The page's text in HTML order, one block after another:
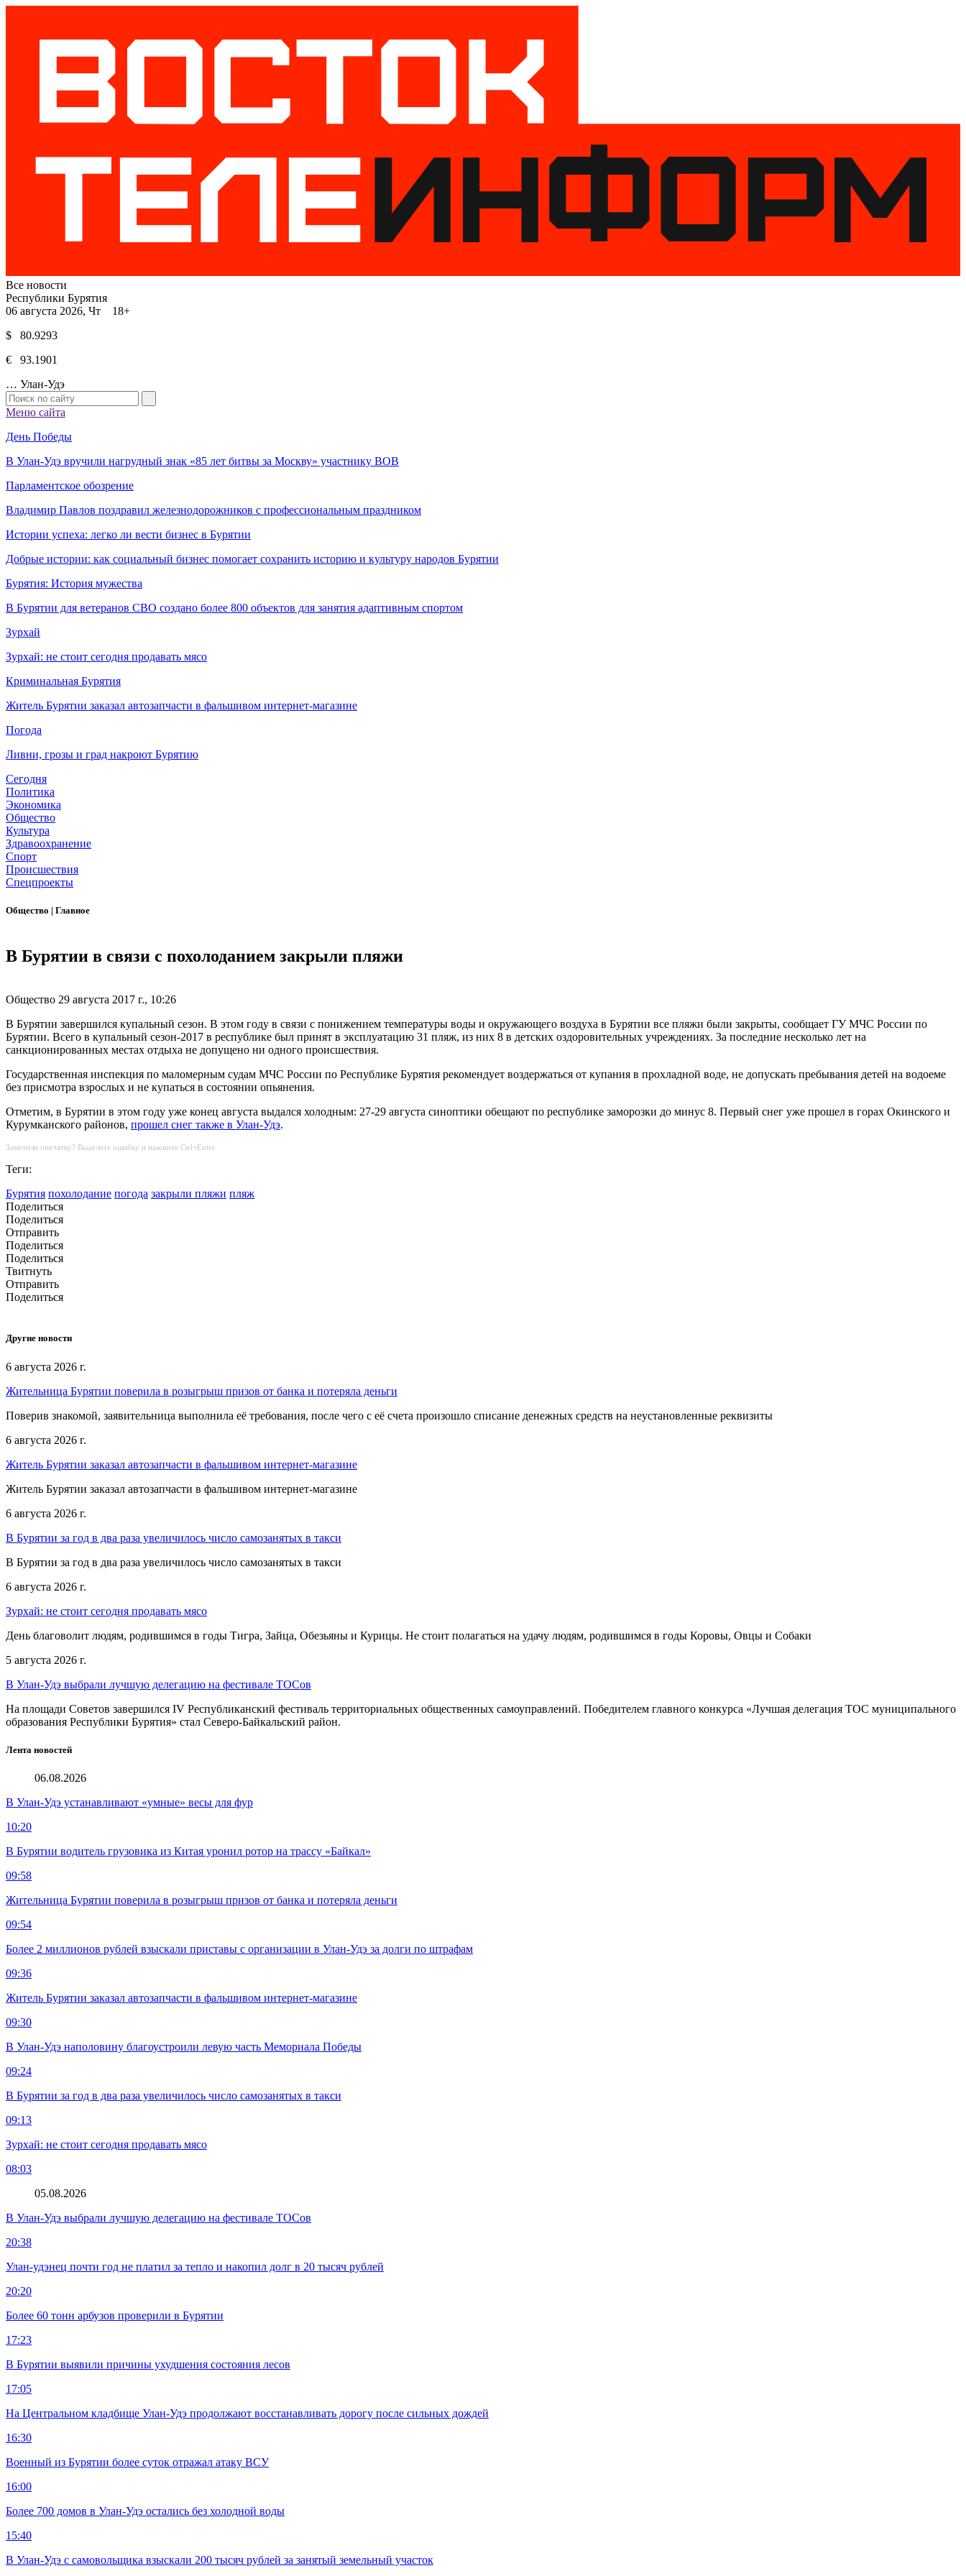
Все новости
Республики Бурятия
06 августа 2026, Чт 18+
$ 80.9293
€ 93.1901
… Улан-Удэ
Меню сайта
День Победы
В Улан-Удэ вручили нагрудный знак «85 лет битвы за Москву» участнику ВОВ
Парламентское обозрение
Владимир Павлов поздравил железнодорожников с профессиональным праздником
Истории успеха: легко ли вести бизнес в Бурятии
Добрые истории: как социальный бизнес помогает сохранить историю и культуру народов Бурятии
Бурятия: История мужества
В Бурятии для ветеранов СВО создано более 800 объектов для занятия адаптивным спортом
Зурхай
Зурхай: не стоит сегодня продавать мясо
Криминальная Бурятия
Житель Бурятии заказал автозапчасти в фальшивом интернет-магазине
Погода
Ливни, грозы и град накроют Бурятию
Сегодня
Политика
Экономика
Общество
Культура
Здравоохранение
Спорт
Происшествия
Спецпроекты
Общество | Главное
В Бурятии в связи с похолоданием закрыли пляжи
Общество 29 августа 2017 г., 10:26
В Бурятии завершился купальный сезон. В этом году в связи с понижением температуры воды и окружающего воздуха в Бурятии все пляжи были закрыты, сообщает ГУ МЧС России по
Бурятии. Всего в купальный сезон-2017 в республике был принят в эксплуатацию 31 пляж, из них 8 в детских оздоровительных учреждениях. За последние несколько лет на
санкционированных местах отдыха не допущено ни одного происшествия.
Государственная инспекция по маломерным судам МЧС России по Республике Бурятия рекомендует воздержаться от купания в прохладной воде, не допускать пребывания детей на водоеме
без присмотра взрослых и не купаться в состоянии опьянения.
Отметим, в Бурятии в этом году уже конец августа выдался холодным: 27-29 августа синоптики обещают по республике заморозки до минус 8. Первый снег уже прошел в горах Окинского и
Курумканского районов, прошел снег также в Улан-Удэ.
Заметили опечатку? Выделите ошибку и нажмите Ctrl+Enter.
Теги:
Бурятия похолодание погода закрыли пляжи пляж
Поделиться
Поделиться
Отправить
Поделиться
Поделиться
Твитнуть
Отправить
Поделиться
Другие новости
6 августа 2026 г.
Жительница Бурятии поверила в розыгрыш призов от банка и потеряла деньги
Поверив знакомой, заявительница выполнила её требования, после чего с её счета произошло списание денежных средств на неустановленные реквизиты
6 августа 2026 г.
Житель Бурятии заказал автозапчасти в фальшивом интернет-магазине
Житель Бурятии заказал автозапчасти в фальшивом интернет-магазине
6 августа 2026 г.
В Бурятии за год в два раза увеличилось число самозанятых в такси
В Бурятии за год в два раза увеличилось число самозанятых в такси
6 августа 2026 г.
Зурхай: не стоит сегодня продавать мясо
День благоволит людям, родившимся в годы Тигра, Зайца, Обезьяны и Курицы. Не стоит полагаться на удачу людям, родившимся в годы Коровы, Овцы и Собаки
5 августа 2026 г.
В Улан-Удэ выбрали лучшую делегацию на фестивале ТОСов
На площади Советов завершился IV Республиканский фестиваль территориальных общественных самоуправлений. Победителем главного конкурса «Лучшая делегация ТОС муниципального
образования Республики Бурятия» стал Северо-Байкальский район.
Лента новостей
06.08.2026
В Улан-Удэ устанавливают «умные» весы для фур
10:20
В Бурятии водитель грузовика из Китая уронил ротор на трассу «Байкал»
09:58
Жительница Бурятии поверила в розыгрыш призов от банка и потеряла деньги
09:54
Более 2 миллионов рублей взыскали приставы с организации в Улан-Удэ за долги по штрафам
09:36
Житель Бурятии заказал автозапчасти в фальшивом интернет-магазине
09:30
В Улан-Удэ наполовину благоустроили левую часть Мемориала Победы
09:24
В Бурятии за год в два раза увеличилось число самозанятых в такси
09:13
Зурхай: не стоит сегодня продавать мясо
08:03
05.08.2026
В Улан-Удэ выбрали лучшую делегацию на фестивале ТОСов
20:38
Улан-удэнец почти год не платил за тепло и накопил долг в 20 тысяч рублей
20:20
Более 60 тонн арбузов проверили в Бурятии
17:23
В Бурятии выявили причины ухудшения состояния лесов
17:05
На Центральном кладбище Улан-Удэ продолжают восстанавливать дорогу после сильных дождей
16:30
Военный из Бурятии более суток отражал атаку ВСУ
16:00
Более 700 домов в Улан-Удэ остались без холодной воды
15:40
В Улан-Удэ с самовольщика взыскали 200 тысяч рублей за занятый земельный участок